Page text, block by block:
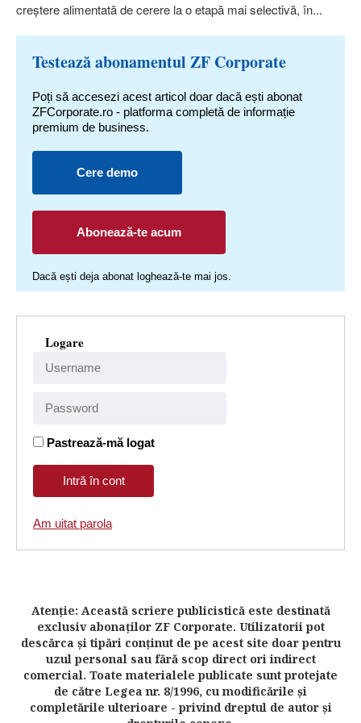
creştere alimentată de cerere la o etapă mai selectivă, în...
Testează abonamentul ZF Corporate
Poți să accesezi acest articol doar dacă ești abonat
ZFCorporate.ro - platforma completă de informație
premium de business.
Cere demo
Abonează-te acum
Dacă ești deja abonat loghează-te mai jos.
Logare
Pastrează-mă logat
Am uitat parola
Atenţie: Această scriere publicistică este destinată
exclusiv abonaţilor ZF Corporate. Utilizatorii pot
descărca şi tipări conţinut de pe acest site doar pentru
uzul personal sau fără scop direct ori indirect
comercial. Toate materialele publicate sunt protejate
de către Legea nr. 8/1996, cu modificările şi
completările ulterioare - privind dreptul de autor şi